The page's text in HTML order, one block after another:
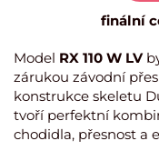
finální
Model RX 110 W LV
zárukou závodní
konstrukce skeletu
tvoří perfektní
chodidla, přesnost a